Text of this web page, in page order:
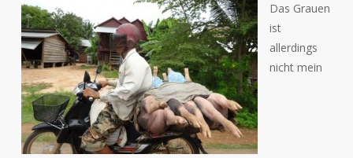
Das Grauen
ist
allerdings
nicht mein